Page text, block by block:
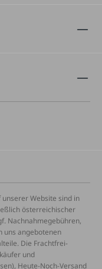
Website sind in
österreichischer
Nachnahmegebühren,
uns angebotenen
Die Frachtfrei-
und
Heute-Noch-Versand